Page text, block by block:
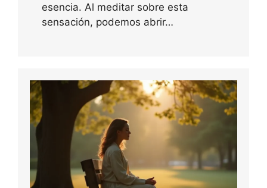
esencia. Al meditar sobre esta
sensación, podemos abrir…